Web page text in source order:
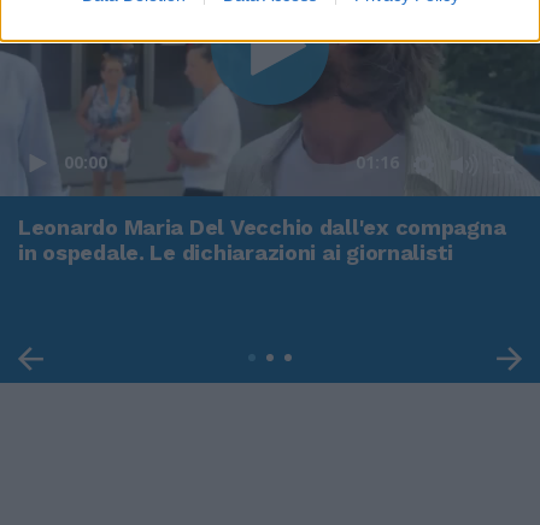
00:00 01:16
Leonardo Maria Del Vecchio dall'ex compagna
in ospedale. Le dichiarazioni ai giornalisti